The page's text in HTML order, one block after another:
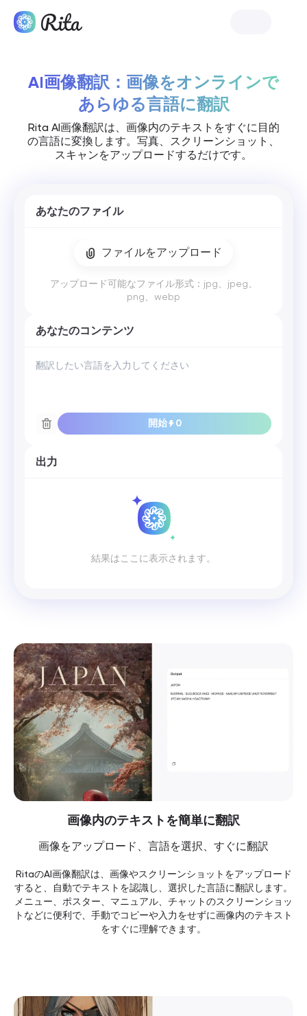
AI画像翻訳：画像をオンラインで
あらゆる言語に翻訳
Rita AI画像翻訳は、画像内のテキストをすぐに目的
の言語に変換します。写真、スクリーンショット、
スキャンをアップロードするだけです。
あなたのファイル
ファイルをアップロード
アップロード可能なファイル形式：jpg、jpeg、
png、webp
あなたのコンテンツ
開始 0
出力
結果はここに表示されます。
画像内のテキストを簡単に翻訳
画像をアップロード、言語を選択、すぐに翻訳
RitaのAI画像翻訳は、画像やスクリーンショットをアップロード
すると、自動でテキストを認識し、選択した言語に翻訳します。
メニュー、ポスター、マニュアル、チャットのスクリーンショッ
トなどに便利で、手動でコピーや入力をせずに画像内のテキスト
をすぐに理解できます。